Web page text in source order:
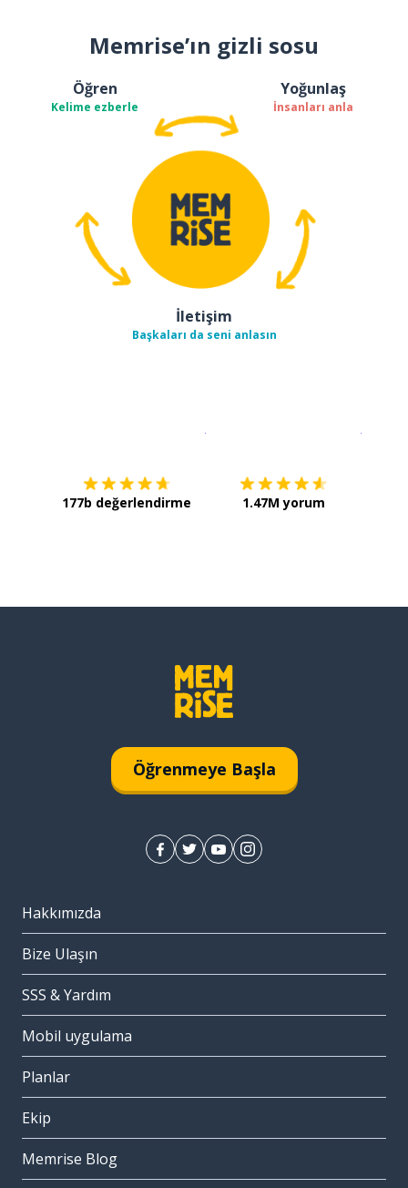
Memrise’ın gizli sosu
Öğren
Kelime ezberle
Yoğunlaş
İnsanları anla
İletişim
Başkaları da seni anlasın
177b değerlendirme 1.47M yorum
Öğrenmeye Başla
Hakkımızda
Bize Ulaşın
SSS & Yardım
Mobil uygulama
Planlar
Ekip
Memrise Blog